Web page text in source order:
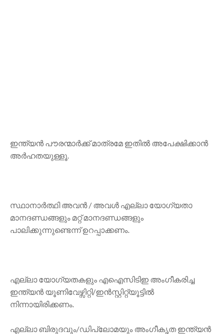
ഇന്ത്യൻ പൗരന്മാർക്ക് മാത്രമേ ഇതിൽ അപേക്ഷിക്കാൻ
അർഹതയുള്ളൂ.
സ്ഥാനാർത്ഥി അവൻ / അവൾ എല്ലാ യോഗ്യതാ
മാനദണ്ഡങ്ങളും മറ്റ് മാനദണ്ഡങ്ങളും
പാലിക്കുന്നുണ്ടെന്ന് ഉറപ്പാക്കണം.
എല്ലാ യോഗ്യതകളും എഐസിടിഇ അംഗീകരിച്ച
ഇന്ത്യൻ യൂണിവേഴ്സിറ്റി/ഇൻസ്റ്റിറ്റ്യൂട്ടിൽ
നിന്നായിരിക്കണം.
എല്ലാ ബിരുദവും/ഡിപ്ലോമയും അംഗീകൃത ഇന്ത്യൻ